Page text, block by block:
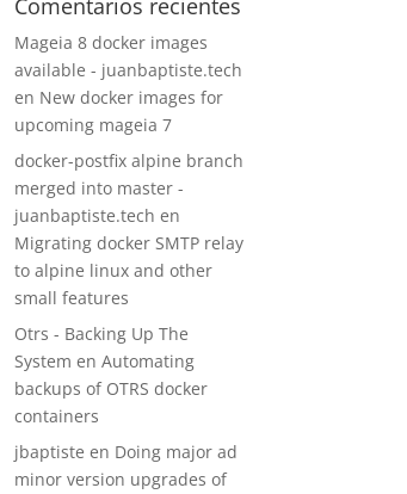
Comentarios recientes
Mageia 8 docker images
available - juanbaptiste.tech
en New docker images for
upcoming mageia 7
docker-postfix alpine branch
merged into master -
juanbaptiste.tech en
Migrating docker SMTP relay
to alpine linux and other
small features
Otrs - Backing Up The
System enAutomating
backups of OTRS docker
containers
jbaptiste en Doing major ad
minor version upgrades of